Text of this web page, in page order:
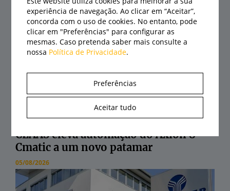
CLAAS eleva automação do Axion 8
Cmatic a um novo patamar
05/08/2026
experiência de navegação. Ao clicar em “Aceitar”,
concorda com o uso de cookies. No entanto, pode
clicar em "Preferências" para configurar as
mesmas. Caso pretenda saber mais consulte a
nossa Política de Privacidade.
Preferências
Aceitar tudo